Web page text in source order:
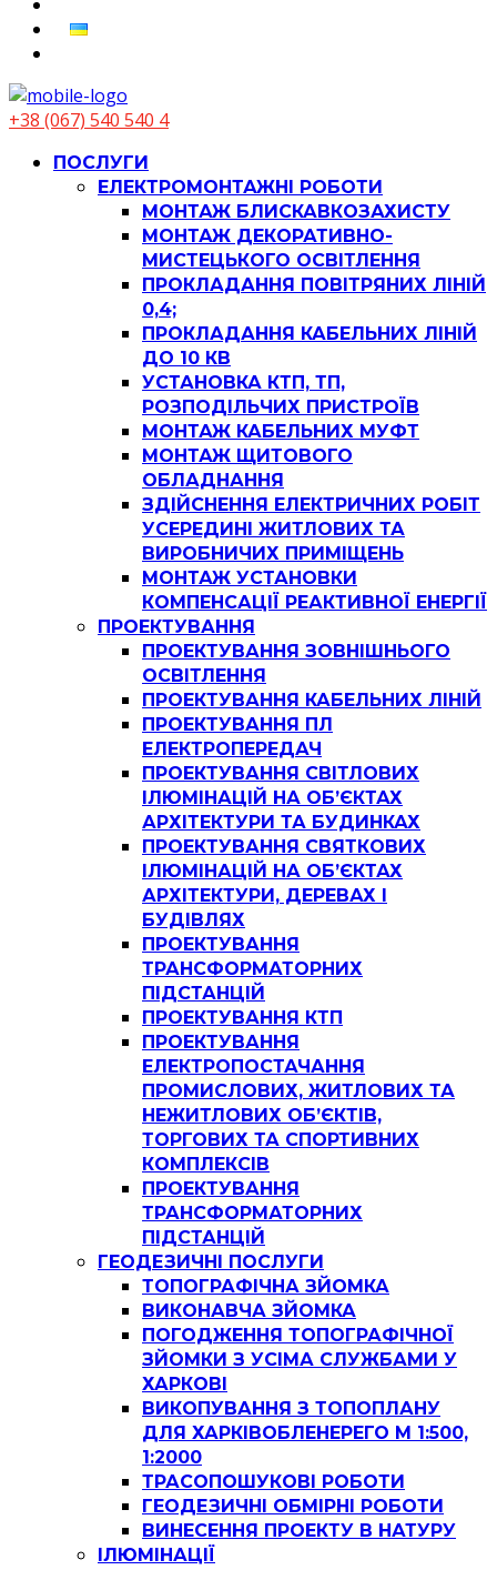
+38 (067) 540 540 4
ПОСЛУГИ
ЕЛЕКТРОМОНТАЖНІ РОБОТИ
МОНТАЖ БЛИСКАВКОЗАХИСТУ
МОНТАЖ ДЕКОРАТИВНО-
МИСТЕЦЬКОГО ОСВІТЛЕННЯ
ПРОКЛАДАННЯ ПОВІТРЯНИХ ЛІНІЙ
0,4;
ПРОКЛАДАННЯ КАБЕЛЬНИХ ЛІНІЙ
ДО 10 КВ
УСТАНОВКА КТП, ТП,
РОЗПОДІЛЬЧИХ ПРИСТРОЇВ
МОНТАЖ КАБЕЛЬНИХ МУФТ
МОНТАЖ ЩИТОВОГО
ОБЛАДНАННЯ
ЗДІЙСНЕННЯ ЕЛЕКТРИЧНИХ РОБІТ
УСЕРЕДИНІ ЖИТЛОВИХ ТА
ВИРОБНИЧИХ ПРИМІЩЕНЬ
МОНТАЖ УСТАНОВКИ
КОМПЕНСАЦІЇ РЕАКТИВНОЇ ЕНЕРГІЇ
ПРОЕКТУВАННЯ
ПРОЕКТУВАННЯ ЗОВНІШНЬОГО
ОСВІТЛЕННЯ
ПРОЕКТУВАННЯ КАБЕЛЬНИХ ЛІНІЙ
ПРОЕКТУВАННЯ ПЛ
ЕЛЕКТРОПЕРЕДАЧ
ПРОЕКТУВАННЯ СВІТЛОВИХ
ІЛЮМІНАЦІЙ НА ОБ’ЄКТАХ
АРХІТЕКТУРИ ТА БУДИНКАХ
ПРОЕКТУВАННЯ СВЯТКОВИХ
ІЛЮМІНАЦІЙ НА ОБ’ЄКТАХ
АРХІТЕКТУРИ, ДЕРЕВАХ І
БУДІВЛЯХ
ПРОЕКТУВАННЯ
ТРАНСФОРМАТОРНИХ
ПІДСТАНЦІЙ
ПРОЕКТУВАННЯ КТП
ПРОЕКТУВАННЯ
ЕЛЕКТРОПОСТАЧАННЯ
ПРОМИСЛОВИХ, ЖИТЛОВИХ ТА
НЕЖИТЛОВИХ ОБ’ЄКТІВ,
ТОРГОВИХ ТА СПОРТИВНИХ
КОМПЛЕКСІВ
ПРОЕКТУВАННЯ
ТРАНСФОРМАТОРНИХ
ПІДСТАНЦІЙ
ГЕОДЕЗИЧНІ ПОСЛУГИ
ТОПОГРАФІЧНА ЗЙОМКА
ВИКОНАВЧА ЗЙОМКА
ПОГОДЖЕННЯ ТОПОГРАФІЧНОЇ
ЗЙОМКИ З УСІМА СЛУЖБАМИ У
ХАРКОВІ
ВИКОПУВАННЯ З ТОПОПЛАНУ
ДЛЯ ХАРКІВОБЛЕНЕРЕГО М 1:500,
1:2000
ТРАСОПОШУКОВІ РОБОТИ
ГЕОДЕЗИЧНІ ОБМІРНІ РОБОТИ
ВИНЕСЕННЯ ПРОЕКТУ В НАТУРУ
ІЛЮМІНАЦІЇ